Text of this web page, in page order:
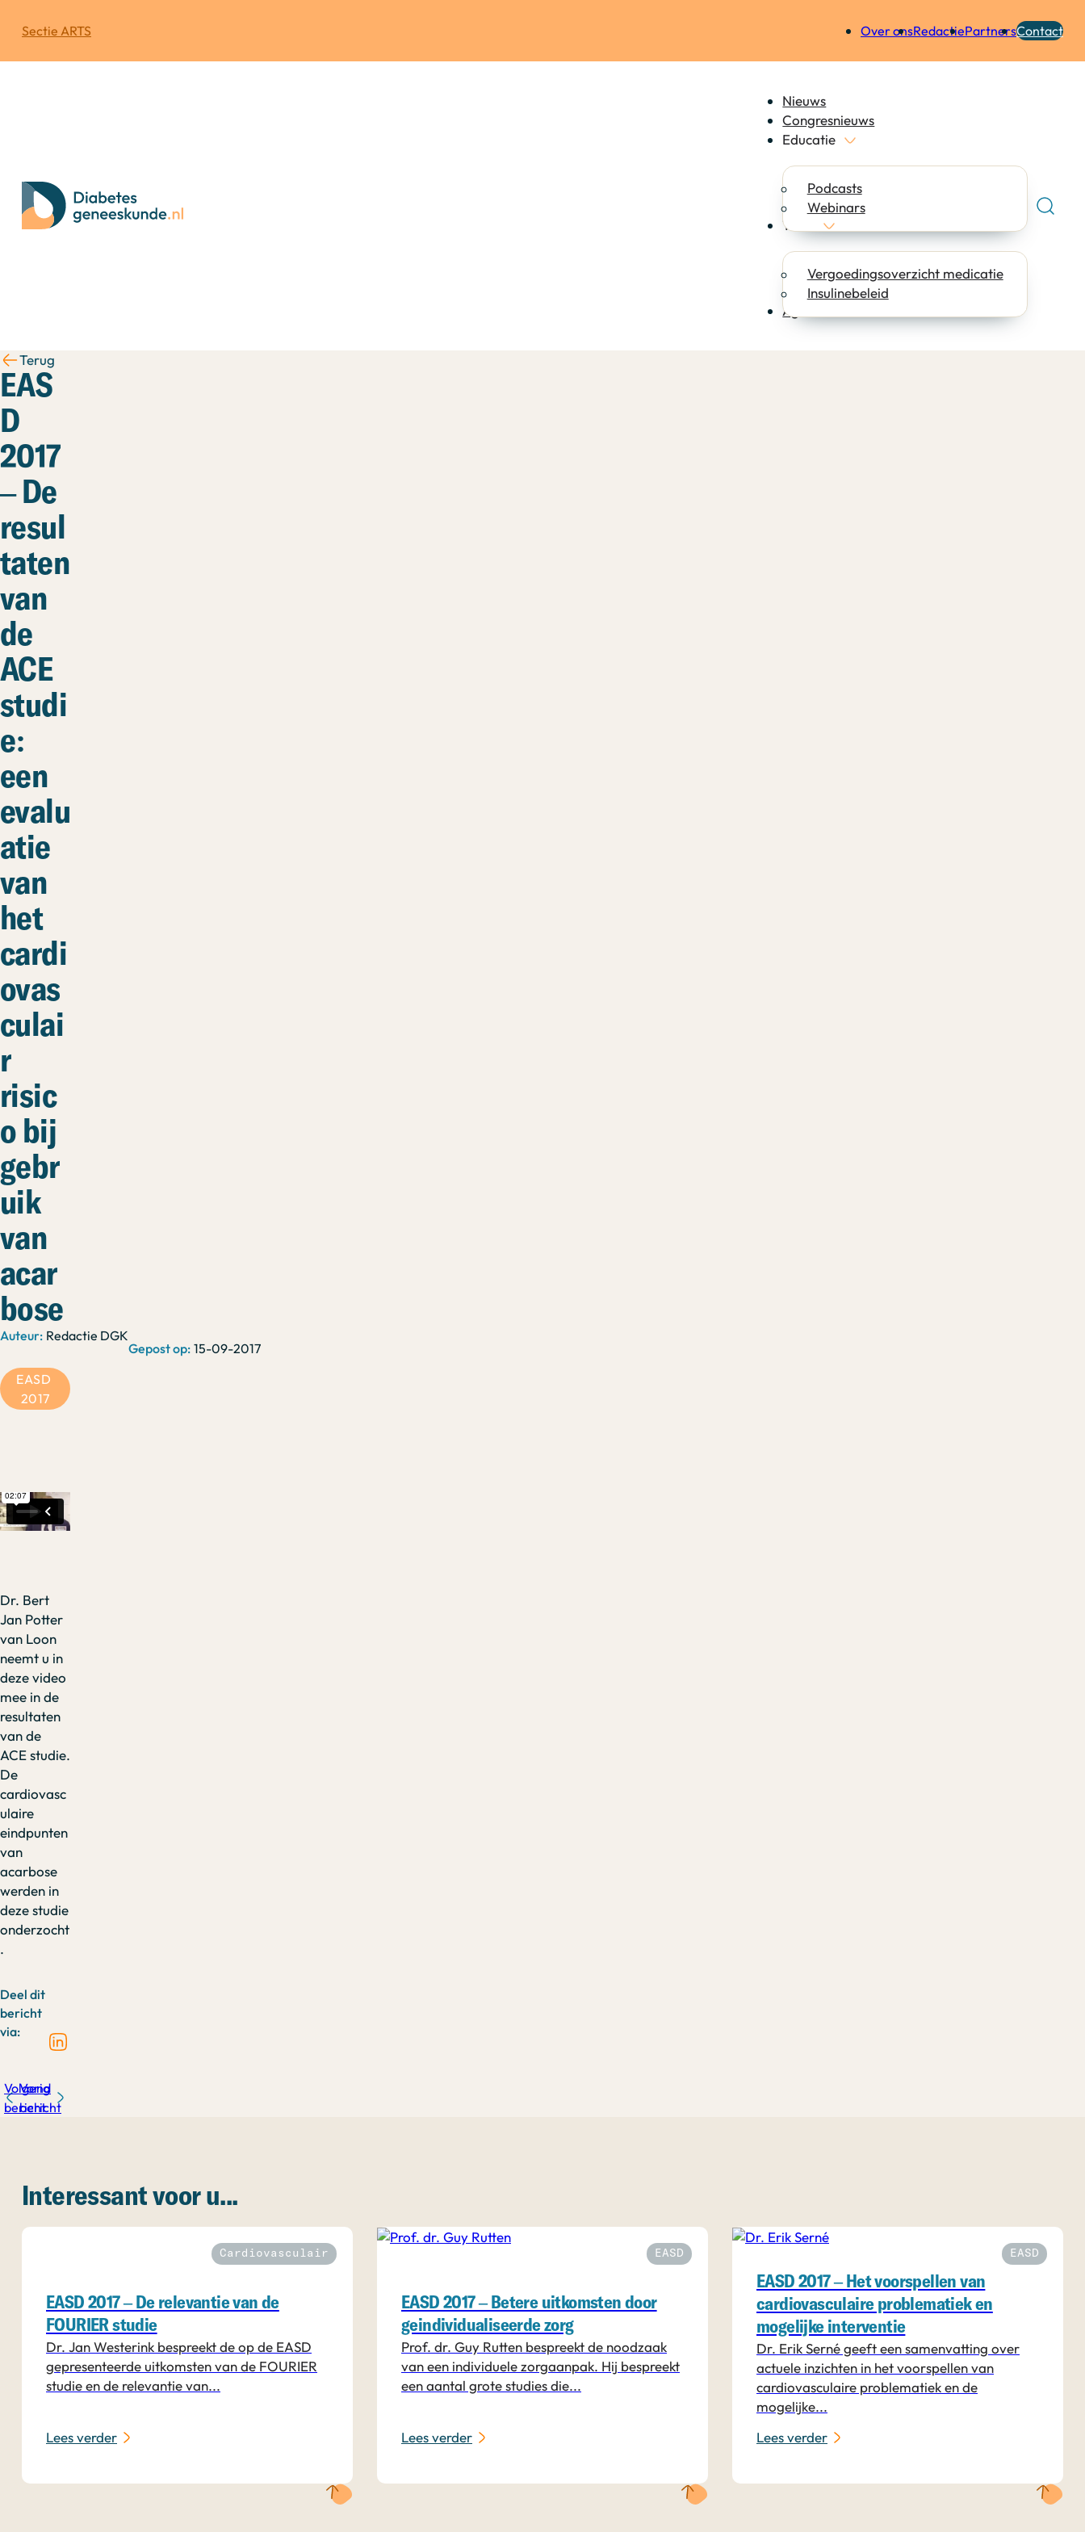
Sectie ARTS Over onsRedactiePartnersContact
Nieuws
Congresnieuws
Educatie
Podcasts
Webinars
Tools
Vergoedingsoverzicht medicatie
Insulinebeleid
Agenda
Terug
EAS
D
2017
– De
resul
taten
van
de
ACE
studi
e:
een
evalu
atie
van
het
cardi
ovas
culai
r
risic
o bij
gebr
uik
van
acar
bose
Redactie DGK
15-09-2017
EASD
2017
Dr. Bert
Jan Potter
van Loon
neemt u in
deze video
mee in de
resultaten
van de
ACE studie.
De
cardiovasc
ulaire
eindpunten
van
acarbose
werden in
deze studie
onderzocht
.
Deel dit
bericht
via:
Vorig
bericht
Volgend
bericht
Interessant voor u...
Cardiovasculair
EASD 2017 – De relevantie van de
FOURIER studie
Dr. Jan Westerink bespreekt de op de EASD
gepresenteerde uitkomsten van de FOURIER
studie en de relevantie van...
Lees verder
EASD
EASD 2017 – Betere uitkomsten door
geïndividualiseerde zorg
Prof. dr. Guy Rutten bespreekt de noodzaak
van een individuele zorgaanpak. Hij bespreekt
een aantal grote studies die...
Lees verder
EASD
EASD 2017 – Het voorspellen van
cardiovasculaire problematiek en
mogelijke interventie
Dr. Erik Serné geeft een samenvatting over
actuele inzichten in het voorspellen van
cardiovasculaire problematiek en de
mogelijke...
Lees verder